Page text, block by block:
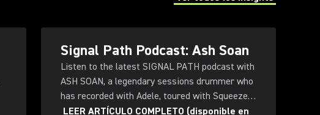
(Opens in a new tab)
Signal Path Podcast: Ash Soan
Listen to the latest SIGNAL PATH podcast with
ASH SOAN, a legendary sessions drummer who
has recorded with Adele, toured with Squeeze
and even played at the opening ceremony of the
LEER ARTÍCULO COMPLETO (disponible en